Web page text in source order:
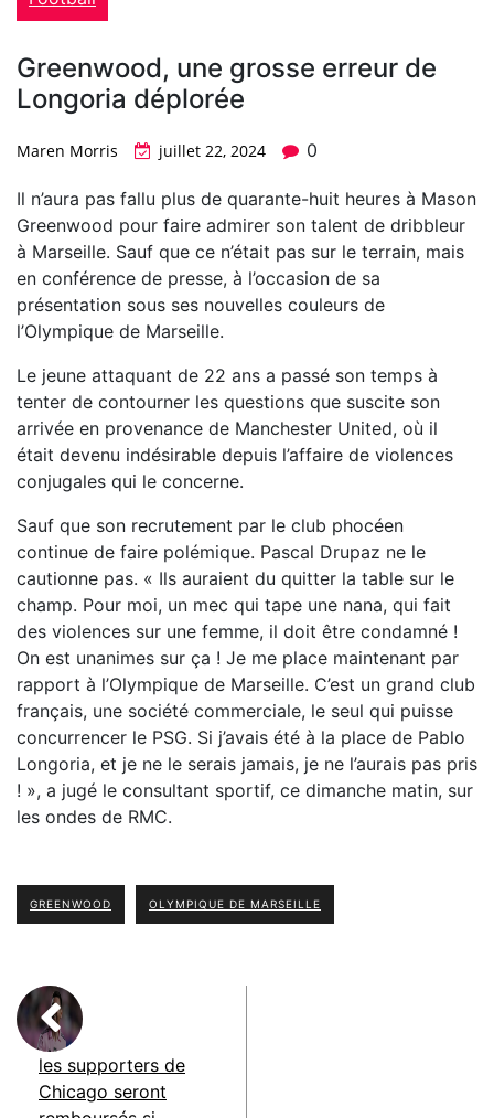
Greenwood, une grosse erreur de
Longoria déplorée
Maren Morris juillet 22, 2024 0
Il n’aura pas fallu plus de quarante-huit heures à Mason
Greenwood pour faire admirer son talent de dribbleur
à Marseille. Sauf que ce n’était pas sur le terrain, mais
en conférence de presse, à l’occasion de sa
présentation sous ses nouvelles couleurs de
l’Olympique de Marseille.
Le jeune attaquant de 22 ans a passé son temps à
tenter de contourner les questions que suscite son
arrivée en provenance de Manchester United, où il
était devenu indésirable depuis l’affaire de violences
conjugales qui le concerne.
Sauf que son recrutement par le club phocéen
continue de faire polémique. Pascal Drupaz ne le
cautionne pas. « Ils auraient du quitter la table sur le
champ. Pour moi, un mec qui tape une nana, qui fait
des violences sur une femme, il doit être condamné !
On est unanimes sur ça ! Je me place maintenant par
rapport à l’Olympique de Marseille. C’est un grand club
français, une société commerciale, le seul qui puisse
concurrencer le PSG. Si j’avais été à la place de Pablo
Longoria, et je ne le serais jamais, je ne l’aurais pas pris
! », a jugé le consultant sportif, ce dimanche matin, sur
les ondes de RMC.
GREENWOOD OLYMPIQUE DE MARSEILLE
les supporters de
Chicago seront